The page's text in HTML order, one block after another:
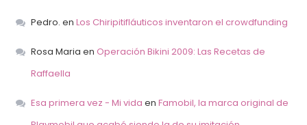
Pedro. en Los Chiripitifláuticos inventaron el crowdfunding
Rosa Maria en Operación Bikini 2009: Las Recetas de
Raffaella
Esa primera vez - Mi vida en Famobil, la marca original de